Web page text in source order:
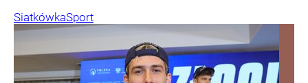
SiatkówkaSport